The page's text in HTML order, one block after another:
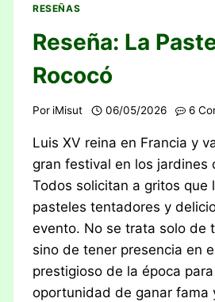
RESEÑAS
Reseña: La
Rococó
Por iMisut 06/05/2026 6
Luis XV reina en Francia y
gran festival en los jardines
Todos solicitan a gritos que
pasteles tentadores y
evento. No se trata solo de
sino de tener presencia en
prestigioso de la época
oportunidad de ganar fama